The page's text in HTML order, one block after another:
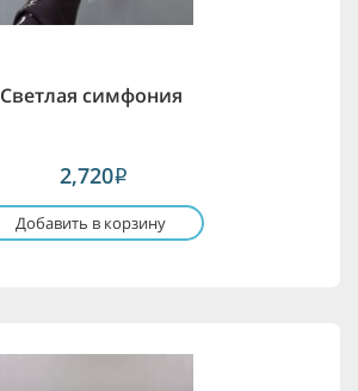
Светлая симфония
2,720i
Добавить в корзину